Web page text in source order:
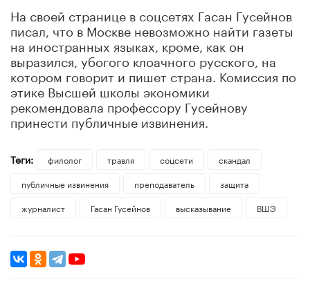
На своей странице в соцсетях Гасан Гусейнов
писал, что в Москве невозможно найти газеты
на иностранных языках, кроме, как он
выразился, убогого клоачного русского, на
котором говорит и пишет страна. Комиссия по
этике Высшей школы экономики
рекомендовала профессору Гусейнову
принести публичные извинения.
Теги: филолог травля соцсети
скандал
публичные извинения
преподаватель
защита
журналист
Гасан Гусейнов высказывание ВШЭ